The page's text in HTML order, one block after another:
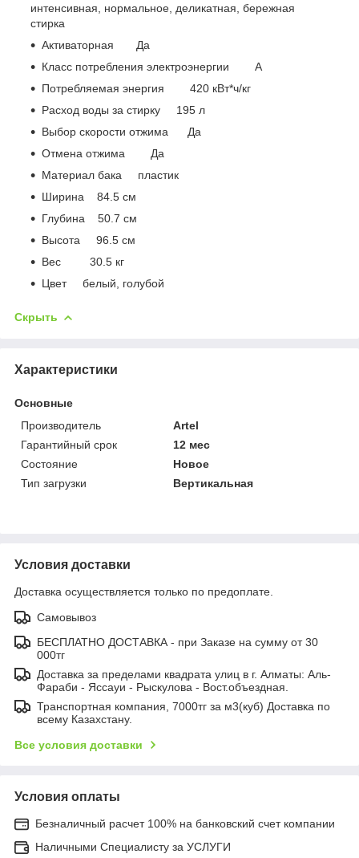
интенсивная, нормальное, деликатная, бережная
стирка
Активаторная Да
Класс потребления электроэнергии A
Потребляемая энергия 420 кВт*ч/кг
Расход воды за стирку 195 л
Выбор скорости отжима Да
Отмена отжима Да
Материал бака пластик
Ширина 84.5 см
Глубина 50.7 см
Высота 96.5 см
Вес 30.5 кг
Цвет белый, голубой
Скрыть
Характеристики
Основные
Производитель
Artel
Гарантийный срок
12 мес
Состояние
Новое
Тип загрузки
Вертикальная
Условия доставки
Доставка осуществляется только по предоплате.
Самовывоз
БЕСПЛАТНО ДОСТАВКА - при Заказе на сумму от 30
000тг
Доставка за пределами квадрата улиц в г. Алматы: Аль-
Фараби - Яссауи - Рыскулова - Вост.объездная.
Транспортная компания, 7000тг за м3(куб) Доставка по
всему Казахстану.
Все условия доставки
Условия оплаты
Безналичный расчет 100% на банковский счет компании
Наличными Специалисту за УСЛУГИ